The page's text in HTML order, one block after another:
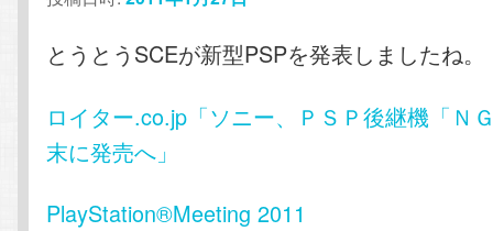
とうとうSCEが新型PSPを発表しましたね。
ロイター.co.jp「ソニー、ＰＳＰ後継機「Ｎ
末に発売へ」
PlayStation®Meeting 2011